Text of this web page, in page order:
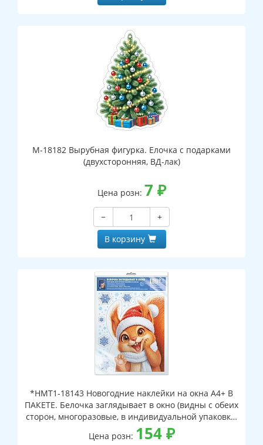
М-18182 Вырубная фигурка. Елочка с подарками
(двухсторонняя, ВД-лак)
Цена розн: 7 ₽
−
+
В корзину
*НМТ1-18143 Новогодние наклейки на окна А4+ В
ПАКЕТЕ. Белочка заглядывает в окно (видны с обеих
сторон, многоразовые, в индивидуальной упаковке,
с европодвесом и клеевым клапаном)
Цена розн: 154₽